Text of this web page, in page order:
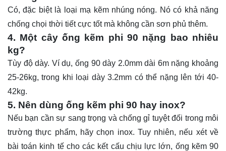
Có, đặc biệt là loại mạ kẽm nhúng nóng. Nó có khả năng
chống chọi thời tiết cực tốt mà không cần sơn phủ thêm.
4. Một cây ống kẽm phi 90 nặng bao nhiêu
kg?
Tùy độ dày. Ví dụ, ống 90 dày 2.0mm dài 6m nặng khoảng
25-26kg, trong khi loại dày 3.2mm có thể nặng lên tới 40-
42kg.
5. Nên dùng ống kẽm phi 90 hay inox?
Nếu bạn cần sự sang trọng và chống gỉ tuyệt đối trong môi
trường thực phẩm, hãy chọn inox. Tuy nhiên, nếu xét về
bài toán kinh tế cho các kết cấu chịu lực lớn, ống kẽm 90